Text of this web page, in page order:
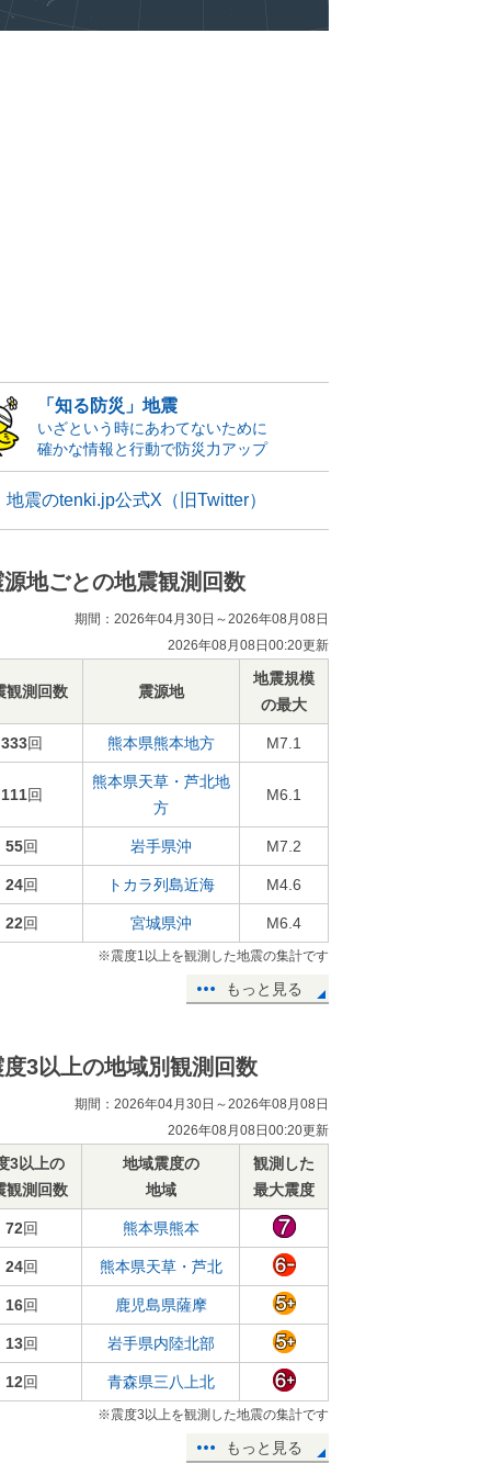
「知る防災」地震
いざという時にあわてないために
確かな情報と行動で防災力アップ
地震のtenki.jp公式X（旧Twitter）
源地ごとの地震観測回数
期間：2026年04月30日～2026年08月08日
2026年08月08日00:20更新
観測回数 震源地
地震規模
の最大
333回 熊本県熊本地方 M7.1
111回
熊本県天草・芦北地
方
M6.1
55回 岩手県沖 M7.2
24回 トカラ列島近海 M4.6
22回 宮城県沖 M6.4
※震度1以上を観測した地震の集計です
もっと見る
度3以上の地域別観測回数
期間：2026年04月30日～2026年08月08日
2026年08月08日00:20更新
3以上の
観測回数
地域震度の
地域
観測した
最大震度
72回 熊本県熊本
24回 熊本県天草・芦北
16回 鹿児島県薩摩
13回 岩手県内陸北部
12回 青森県三八上北
※震度3以上を観測した地震の集計です
もっと見る